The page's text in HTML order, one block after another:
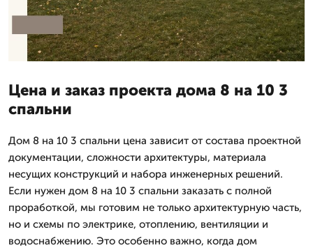
Цена и заказ проекта дома 8 на 10 3
спальни
Дом 8 на 10 3 спальни цена зависит от состава проектной
документации, сложности архитектуры, материала
несущих конструкций и набора инженерных решений.
Если нужен дом 8 на 10 3 спальни заказать с полной
проработкой, мы готовим не только архитектурную часть,
но и схемы по электрике, отоплению, вентиляции и
водоснабжению. Это особенно важно, когда дом